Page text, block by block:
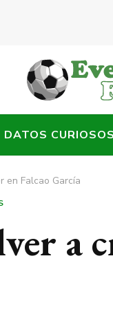
DATOS CURIOSOS
en Falcao García
a